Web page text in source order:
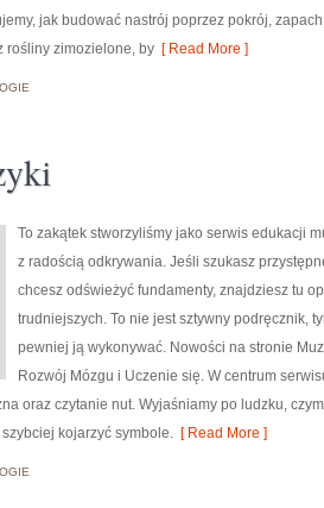
jak budować nastrój poprzez pokrój,
rośliny zimozielone, by [ Read More ]
To zakątek stworzyliśmy jako serwis edukacji
z radością odkrywania. Jeśli szukasz
chcesz odświeżyć fundamenty, znajdziesz tu
trudniejszych. To nie jest sztywny podręcznik,
pewniej ją wykonywać. Nowości na stronie
Rozwój Mózgu i Uczenie się. W centrum
oraz czytanie nut. Wyjaśniamy po ludzku,
kojarzyć symbole. [ Read More ]